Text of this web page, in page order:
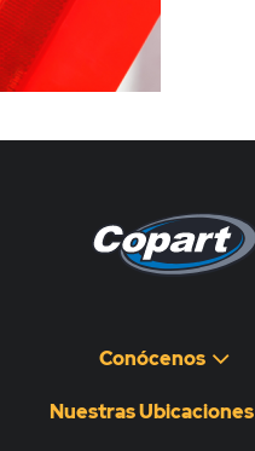
Conócenos
Nuestras Ubicaciones